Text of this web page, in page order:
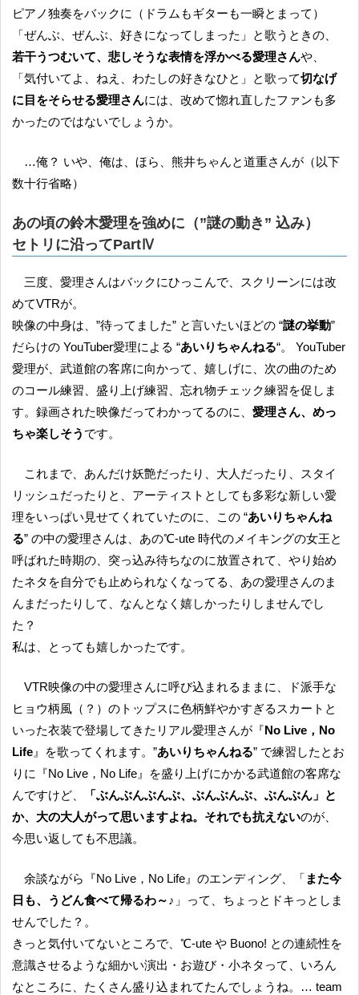
ピアノ独奏をバックに（ドラムもギターも一瞬とまって）
「ぜんぶ、ぜんぶ、好きになってしまった」と歌うときの、
若干うつむいて、悲しそうな表情を浮かべる愛理さんや、
「気付いてよ、ねえ、わたしの好きなひと」と歌って切なげ
に目をそらせる愛理さんには、改めて惚れ直したファンも多
かったのではないでしょうか。
…俺？ いや、俺は、ほら、熊井ちゃんと道重さんが（以下
数十行省略）
あの頃の鈴木愛理を強めに（”謎の動き” 込み）
セトリに沿ってPartⅣ
三度、愛理さんはバックにひっこんで、スクリーンには改
めてVTRが。
映像の中身は、”待ってました” と言いたいほどの “謎の挙動”
だらけの YouTuber愛理による “あいりちゃんねる“。 YouTuber
愛理が、武道館の客席に向かって、嬉しげに、次の曲のため
のコール練習、盛り上げ練習、忘れ物チェック練習を促しま
す。録画された映像だってわかってるのに、 愛理さん、めっ
ちゃ楽しそう です。
これまで、あんだけ妖艶だったり、大人だったり、スタイ
リッシュだったりと、アーティストとしても多彩な新しい愛
理をいっぱい見せてくれていたのに、この “あいりちゃんね
る” の中の愛理さんは、あの℃-ute 時代のメイキングの女王と
呼ばれた時期の、突っ込み待ちなのに放置されて、やり始め
たネタを自分でも止められなくなってる、あの愛理さんのま
んまだったりして、なんとなく嬉しかったりしませんでし
た？
私は、とっても嬉しかったです。
VTR映像の中の愛理さんに呼び込まれるままに、ド派手な
ヒョウ柄風（？）のトップスに色柄鮮やかすぎるスカートと
いった衣装で登場してきたリアル愛理さんが『No Live，No
Life 』を歌ってくれます。”あいりちゃんねる” で練習したとお
りに『No Live，No Life』を盛り上げにかかる武道館の客席な
んですけど、
「ぶんぶんぶんぶ、ぶんぶんぶ、ぶんぶん」と
か、大の大人がって思いますよね。それでも抗えないのが、
今思い返しても不思議。
余談ながら『No Live，No Life』のエンディング、「 また今
日も、うどん食べて帰るわ～♪ 」って、ちょっとドキっとしま
せんでした？。
きっと気付いてないところで、℃-ute や Buono! との連続性を
意識させるような細かい演出・お遊び・小ネタって、いろん
なところに、たくさん盛り込まれてたんでしょうね。… team